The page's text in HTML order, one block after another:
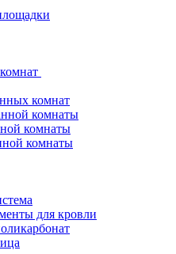
комнат
комнаты
комнаты
комнаты
для кровли